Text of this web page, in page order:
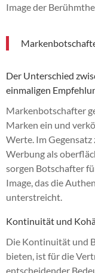
Image der
Der Unterschied
einmaligen
Markenbotschafter
Marken ein und
Werte. Im
Werbung als
sorgen Botschafter
Image, das die
unterstreicht.
Kontinuität und
Die Kontinuität und
bieten, ist für die
entscheidender